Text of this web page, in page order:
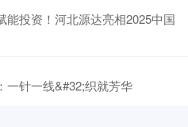
能投资！河北源达亮相2025中国
一针一线&#32;织就芳华